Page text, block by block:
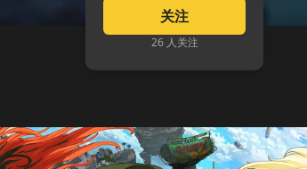
关注
26 人关注